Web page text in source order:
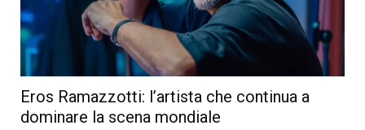
Eros Ramazzotti: l’artista che continua a
dominare la scena mondiale